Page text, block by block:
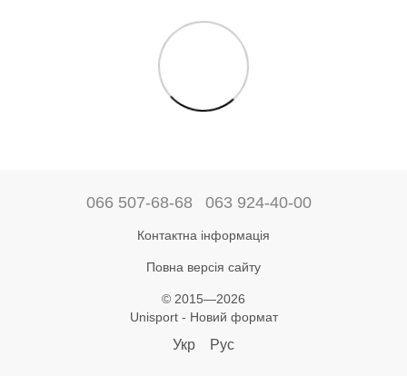
066 507-68-68 063 924-40-00
Контактна інформація
Повна версія сайту
© 2015—2026
Unisport - Новий формат
Укр Рус